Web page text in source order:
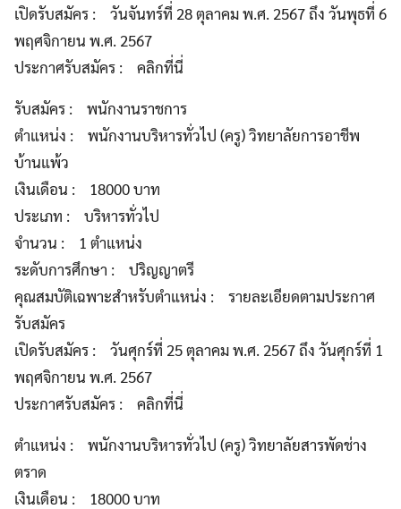
เปิดรับสมัคร : วันจันทร์ที่ 28 ตุลาคม พ.ศ. 2567 ถึง วันพุธที่ 6
พฤศจิกายน พ.ศ. 2567
ประกาศรับสมัคร : คลิกที่นี่
รับสมัคร : พนักงานราชการ
ตำแหน่ง : พนักงานบริหารทั่วไป (ครู) วิทยาลัยการอาชีพ
บ้านแพ้ว
เงินเดือน : 18000 บาท
ประเภท : บริหารทั่วไป
จำนวน : 1 ตำแหน่ง
ระดับการศึกษา : ปริญญาตรี
คุณสมบัติเฉพาะสำหรับตำแหน่ง : รายละเอียดตามประกาศ
รับสมัคร
เปิดรับสมัคร : วันศุกร์ที่ 25 ตุลาคม พ.ศ. 2567 ถึง วันศุกร์ที่ 1
พฤศจิกายน พ.ศ. 2567
ประกาศรับสมัคร : คลิกที่นี่
ตำแหน่ง : พนักงานบริหารทั่วไป (ครู) วิทยาลัยสารพัดช่าง
ตราด
เงินเดือน : 18000 บาท